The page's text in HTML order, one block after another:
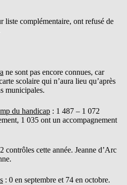
liste complémentaire, ont refusé de
ne sont pas encore connues, car
scolaire qui n’aura lieu qu’après
municipales.
du handicap : 1 487 – 1 072
1 035 ont un accompagnement
contrôles cette année. Jeanne d’Arc
: 0 en septembre et 74 en octobre.